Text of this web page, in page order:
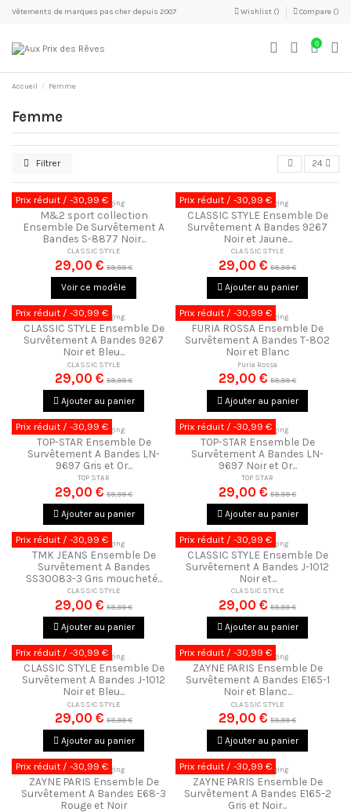
Vêtements de marques pas cher depuis 2007 Wishlist () Compare ()
0
Accueil Femme
Femme
Filtrer 24
Prix réduit / -30,99 €
Ensemble Jogging
M&2 sport collection
Ensemble De Survêtement A
Bandes S-8877 Noir...
CLASSIC STYLE
29,00 € 59,99 €
Voir ce modèle
Prix réduit / -30,99 €
Ensemble Jogging
CLASSIC STYLE Ensemble De
Survêtement A Bandes 9267
Noir et Jaune...
CLASSIC STYLE
29,00 € 59,99 €
Ajouter au panier
Prix réduit / -30,99 €
Ensemble Jogging
CLASSIC STYLE Ensemble De
Survêtement A Bandes 9267
Noir et Bleu...
CLASSIC STYLE
29,00 € 59,99 €
Ajouter au panier
Prix réduit / -30,99 €
Ensemble Jogging
FURIA ROSSA Ensemble De
Survêtement A Bandes T-802
Noir et Blanc
Furia Rossa
29,00 € 59,99 €
Ajouter au panier
Prix réduit / -30,99 €
Ensemble Jogging
TOP-STAR Ensemble De
Survêtement A Bandes LN-
9697 Gris et Or...
TOP STAR
29,00 € 59,99 €
Ajouter au panier
Prix réduit / -30,99 €
Ensemble Jogging
TOP-STAR Ensemble De
Survêtement A Bandes LN-
9697 Noir et Or...
TOP STAR
29,00 € 59,99 €
Ajouter au panier
Prix réduit / -30,99 €
Ensemble Jogging
TMK JEANS Ensemble De
Survêtement A Bandes
SS30083-3 Gris moucheté...
CLASSIC STYLE
29,00 € 59,99 €
Ajouter au panier
Prix réduit / -30,99 €
Ensemble Jogging
CLASSIC STYLE Ensemble De
Survêtement A Bandes J-1012
Noir et...
CLASSIC STYLE
29,00 € 59,99 €
Ajouter au panier
Prix réduit / -30,99 €
Ensemble Jogging
CLASSIC STYLE Ensemble De
Survêtement A Bandes J-1012
Noir et Bleu...
CLASSIC STYLE
29,00 € 59,99 €
Ajouter au panier
Prix réduit / -30,99 €
Ensemble Jogging
ZAYNE PARIS Ensemble De
Survêtement A Bandes E165-1
Noir et Blanc...
CLASSIC STYLE
29,00 € 59,99 €
Ajouter au panier
Prix réduit / -30,99 €
Ensemble Jogging
ZAYNE PARIS Ensemble De
Survêtement A Bandes E68-3
Rouge et Noir
Prix réduit / -30,99 €
Ensemble Jogging
ZAYNE PARIS Ensemble De
Survêtement A Bandes E165-2
Gris et Noir...